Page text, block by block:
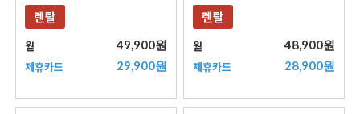
렌탈
월 49,900원
제휴카드 29,900원
렌탈
월 48,900원
제휴카드 28,900원